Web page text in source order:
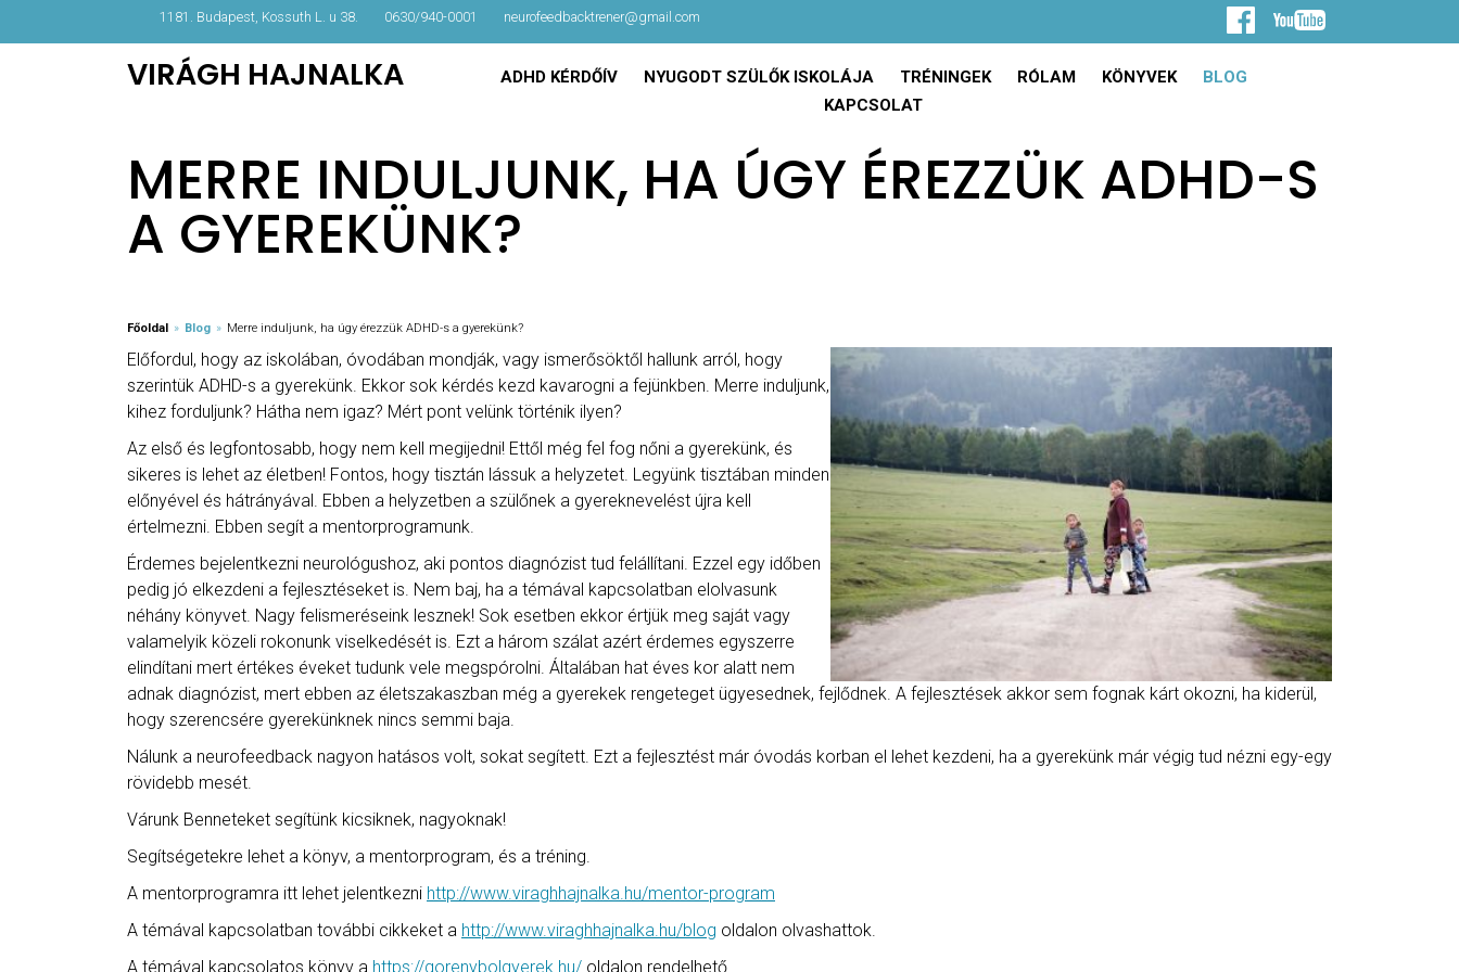
1181. Budapest, Kossuth L. u 38. 0630/940-0001 neurofeedbacktrener@gmail.com
VIRÁGH HAJNALKA ADHD KÉRDŐÍV NYUGODT SZÜLŐK ISKOLÁJA TRÉNINGEK RÓLAM KÖNYVEK
BLOG
KAPCSOLAT
MERRE INDULJUNK, HA ÚGY ÉREZZÜK ADHD-S
A GYEREKÜNK?
Főoldal » Blog » Merre induljunk, ha úgy érezzük ADHD-s a gyerekünk?
Előfordul, hogy az iskolában, óvodában mondják, vagy ismerősöktől hallunk arról, hogy
szerintük ADHD-s a gyerekünk. Ekkor sok kérdés kezd kavarogni a fejünkben. Merre induljunk,
kihez forduljunk? Hátha nem igaz? Mért pont velünk történik ilyen?
Az első és legfontosabb, hogy nem kell megijedni! Ettől még fel fog nőni a gyerekünk, és
sikeres is lehet az életben! Fontos, hogy tisztán lássuk a helyzetet. Legyünk tisztában minden
előnyével és hátrányával. Ebben a helyzetben a szülőnek a gyereknevelést újra kell
értelmezni. Ebben segít a mentorprogramunk.
Érdemes bejelentkezni neurológushoz, aki pontos diagnózist tud felállítani. Ezzel egy időben
pedig jó elkezdeni a fejlesztéseket is. Nem baj, ha a témával kapcsolatban elolvasunk
néhány könyvet. Nagy felismeréseink lesznek! Sok esetben ekkor értjük meg saját vagy
valamelyik közeli rokonunk viselkedését is. Ezt a három szálat azért érdemes egyszerre
elindítani mert értékes éveket tudunk vele megspórolni. Általában hat éves kor alatt nem
adnak diagnózist, mert ebben az életszakaszban még a gyerekek rengeteget ügyesednek, fejlődnek. A fejlesztések akkor sem fognak kárt okozni, ha kiderül,
hogy szerencsére gyerekünknek nincs semmi baja.
Nálunk a neurofeedback nagyon hatásos volt, sokat segített. Ezt a fejlesztést már óvodás korban el lehet kezdeni, ha a gyerekünk már végig tud nézni egy-egy
rövidebb mesét.
Várunk Benneteket segítünk kicsiknek, nagyoknak!
Segítségetekre lehet a könyv, a mentorprogram, és a tréning.
A mentorprogramra itt lehet jelentkezni http://www.viraghhajnalka.hu/mentor-program
A témával kapcsolatban további cikkeket a http://www.viraghhajnalka.hu/blog oldalon olvashattok.
A témával kapcsolatos könyv a https://gorenybolgyerek.hu/ oldalon rendelhető.